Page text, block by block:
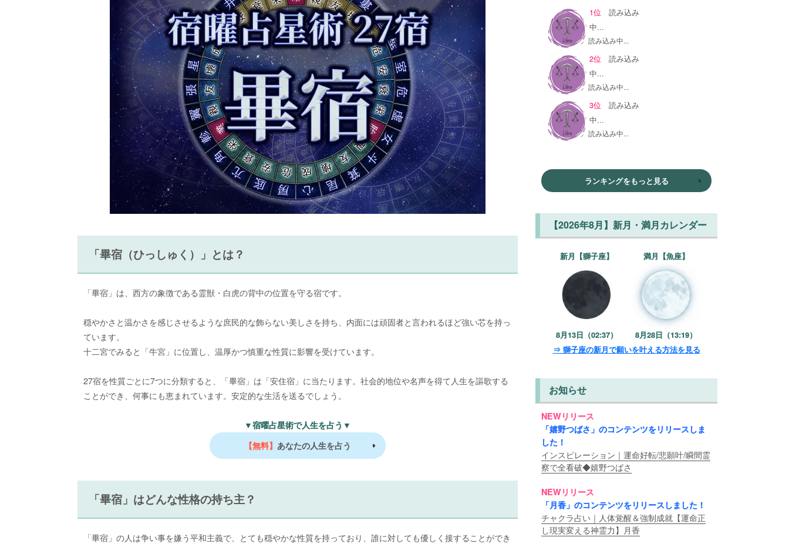
「畢宿（ひっしゅく）」とは？
「畢宿」は、西方の象徴である霊獣・白虎の背中の位置を守る宿です。
穏やかさと温かさを感じさせるような庶民的な飾らない美しさを持ち、内面には頑固者と言われるほど強い芯を持っ
ています。
十二宮でみると「牛宮」に位置し、温厚かつ慎重な性質に影響を受けています。
27宿を性質ごとに7つに分類すると、「畢宿」は「安住宿」に当たります。社会的地位や名声を得て人生を謳歌する
ことができ、何事にも恵まれています。安定的な生活を送るでしょう。
▼宿曜占星術で人生を占う▼
【無料】 あなたの人生を占う
「畢宿」はどんな性格の持ち主？
「畢宿」の人は争い事を嫌う平和主義で、とても穏やかな性質を持っており、誰に対しても優しく接することができ
1位読み込み
中...
読み込み中...
2位読み込み
中...
読み込み中...
3位読み込み
中...
読み込み中...
ランキングをもっと見る
【2026年8月】新月・満月カレンダー
新月【獅子座】
8月13日（02:37）
満月【魚座】
8月28日（13:19）
⇒ 獅子座の新月で願いを叶える方法を見る
お知らせ
NEWリリース
「嬉野つばさ」のコンテンツをリリースしま
した！
インスピレーション｜運命好転/悲願叶/瞬間霊
察で全看破◆嬉野つばさ
NEWリリース
「月香」のコンテンツをリリースしました！
チャクラ占い｜人体覚醒＆強制成就【運命正
し現実変える神霊力】月香